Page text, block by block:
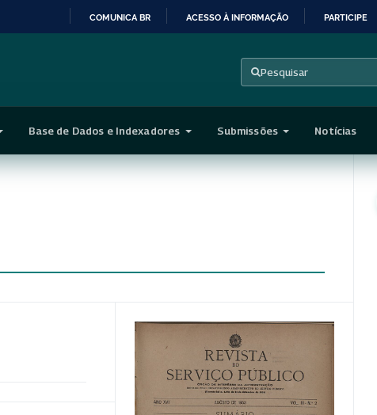
CONTEÚDO
COMUNICA BR ACESSO À INFORMAÇÃO PARTICIPE
Pesquisar
Base de Dados e Indexadores Submissões Notícias